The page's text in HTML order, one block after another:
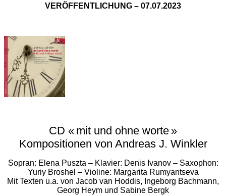
VERÖFFENTLICHUNG – 07.07.2023
CD « mit und ohne worte »
Kompositionen von Andreas J. Winkler
Sopran: Elena Puszta – Klavier: Denis Ivanov – Saxophon:
Yuriy Broshel – Violine: Margarita Rumyantseva
Mit Texten u.a. von Jacob van Hoddis, Ingeborg Bachmann,
Georg Heym und Sabine Bergk